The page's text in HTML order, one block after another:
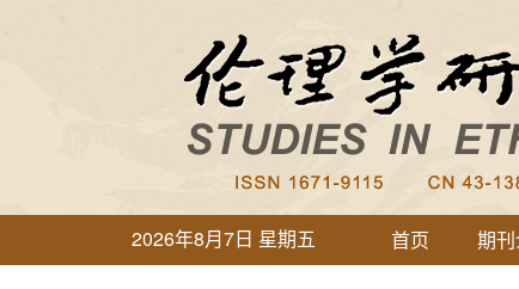
2026年8月7日 星期五 首页 期